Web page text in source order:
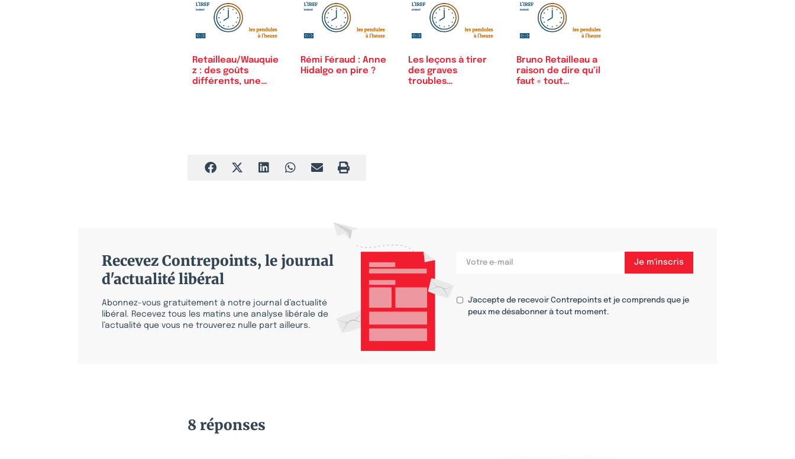
Retailleau/Wauquie
z : des goûts
différents, une…
Rémi Féraud : Anne
Hidalgo en pire ?
Les leçons à tirer
des graves
troubles
Bruno Retailleau a
raison de dire qu’il
faut « tout…
Recevez Contrepoints, le journal
d'actualité libéral
Abonnez-vous gratuitement à notre journal d’actualité
libéral. Recevez tous les matins une analyse libérale de
l’actualité que vous ne trouverez nulle part ailleurs.
J'accepte de recevoir Contrepoints et je comprends que je
peux me désabonner à tout moment.
8 réponses